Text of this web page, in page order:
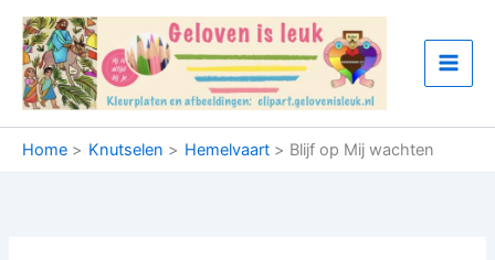
naar
inhoud
Home Knutselen Hemelvaart Blijf op Mij wachten